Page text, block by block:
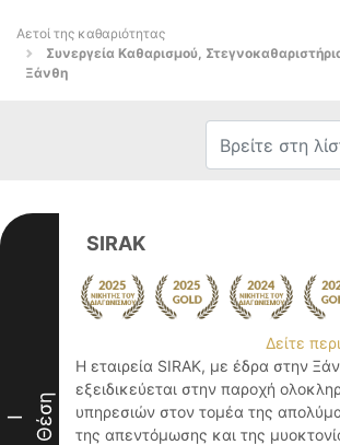
Αετοί της καθαριότητας
Συνεργεία Καθαρισμού,
Ξάνθη
I Θέση
SIRAK
Δείτε
Η εταιρεία SIRAK, με έδρα στην
εξειδικεύεται στην παροχή
υπηρεσιών στον τομέα της
της απεντόμωσης και της